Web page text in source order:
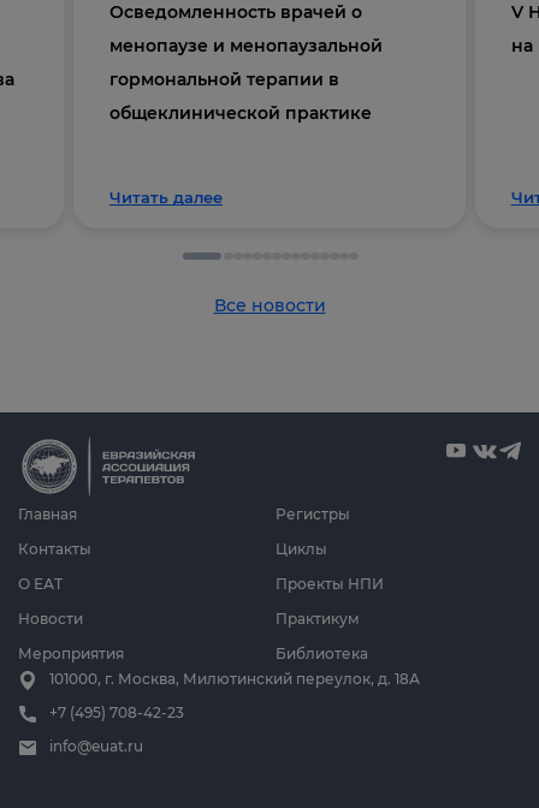
Осведомленность врачей о
менопаузе и менопаузальной
гормональной терапии в
общеклинической практике
Читать далее
V
на
Все новости
Главная
О ЕАТ
Новости
Мероприятия
Циклы
Проекты НПИ
Практикум
Библиотека
Регистры
Контакты
101000, г. Москва, Милютинский переулок, д. 18А
+7 (495) 708-42-23
info@euat.ru